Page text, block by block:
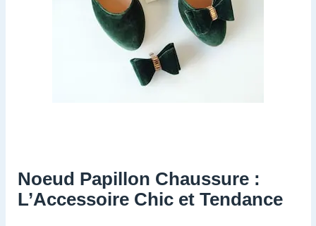
Noeud Papillon Chaussure :
L’Accessoire Chic et Tendance